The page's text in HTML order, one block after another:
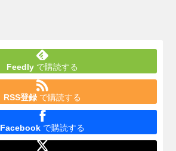
Feedly で購読する
RSS登録 で購読する
Facebook で購読する